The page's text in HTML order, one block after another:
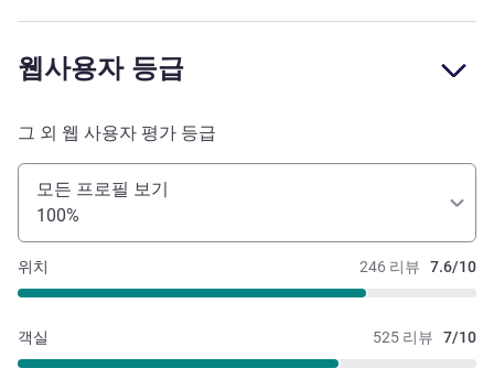
웹사용자 등급
그 외 웹 사용자 평가 등급
모든 프로필 보기
100%
246 리뷰 7.6/10
위치
525 리뷰 7/10
객실